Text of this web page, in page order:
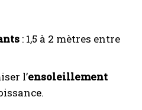
: 1,5 à 2 mètres entre
l’ensoleillement